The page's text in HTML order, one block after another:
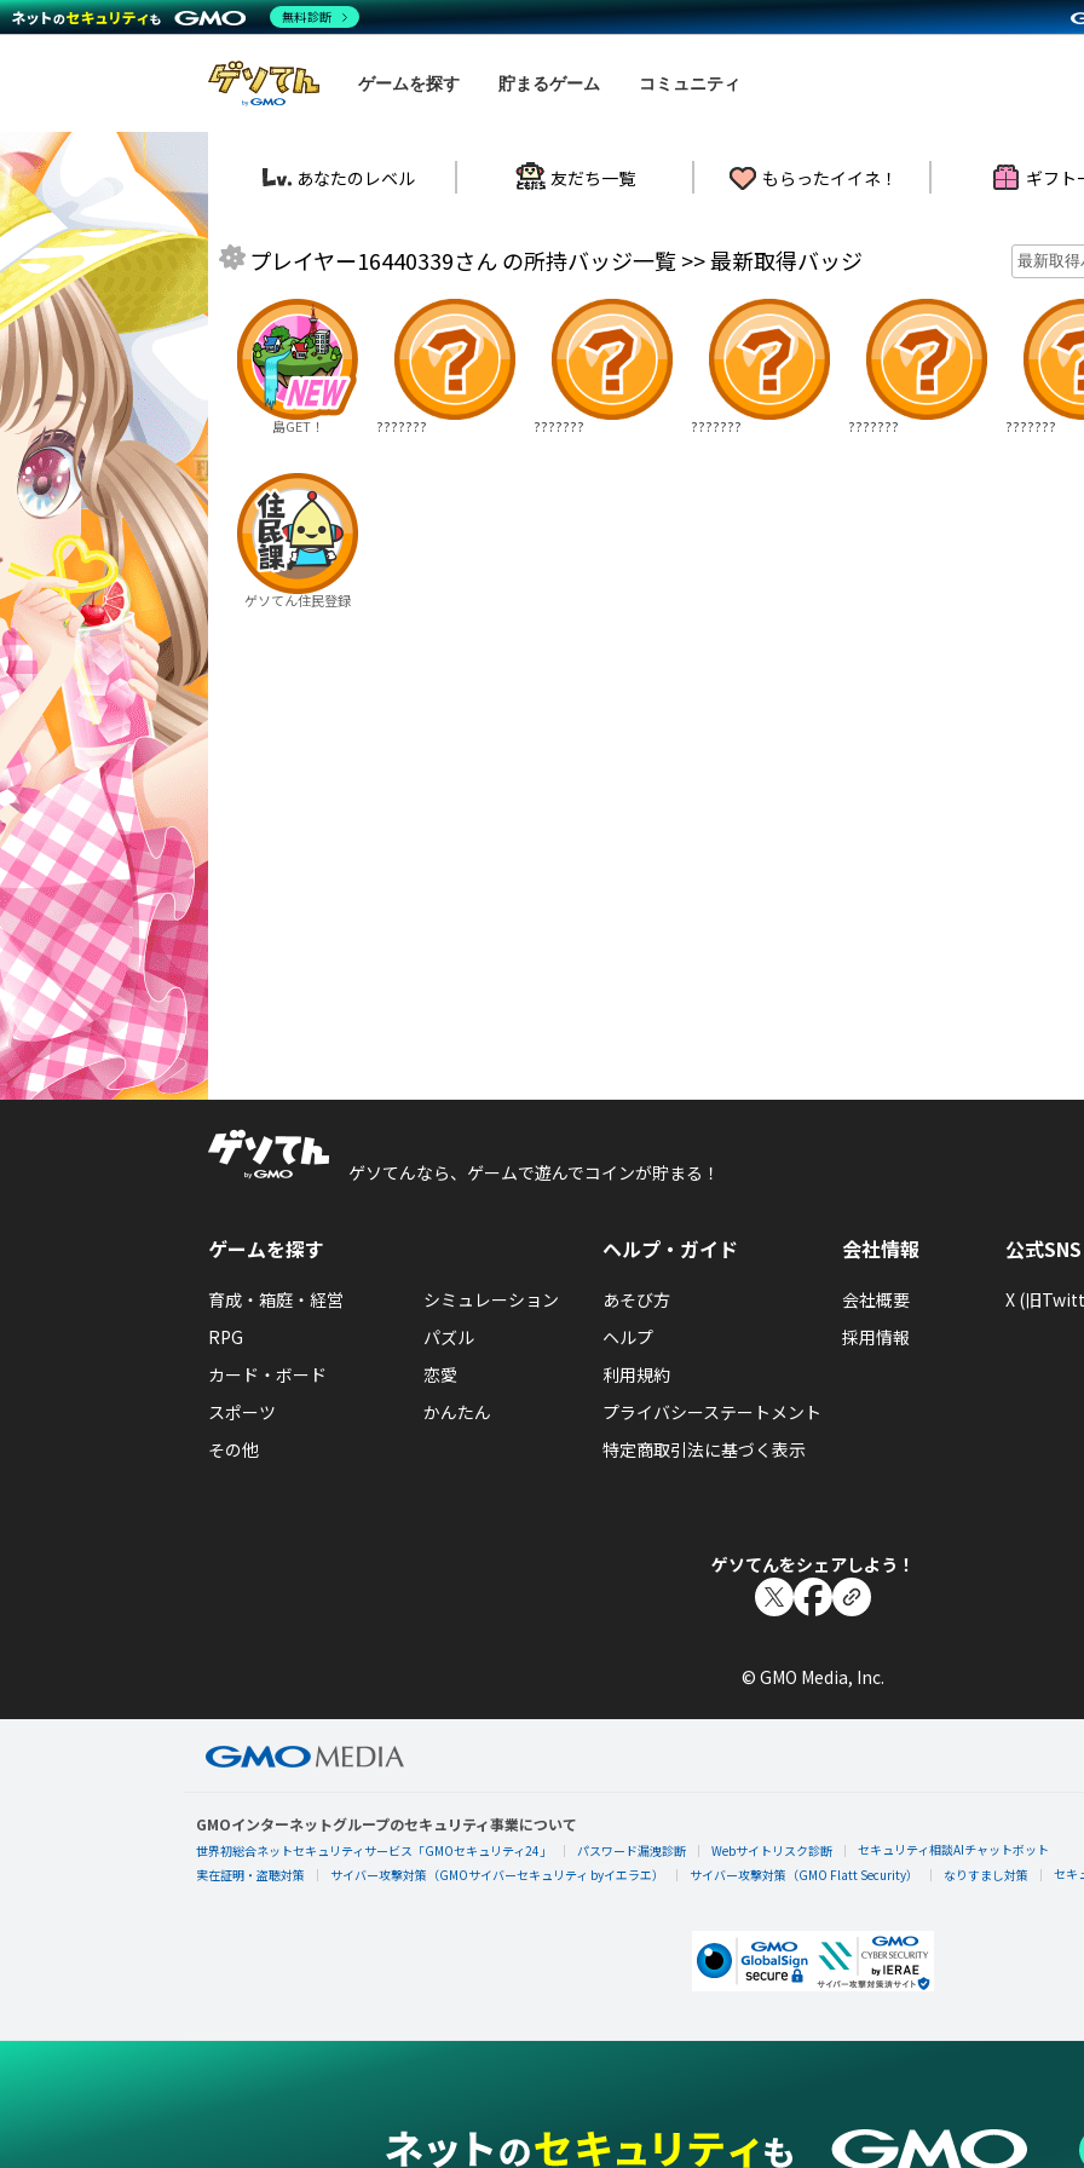
ゲームを探す 貯まるゲーム コミュニティ
あなたのレベル 友だち一覧 もらったイイネ！ ギフト
プレイヤー16440339さん の所持バッジ一覧 >> 最新取得バッジ
島GET！ ??????? ??????? ??????? ??????? ???????
ゲソてん住民登録
ゲソてんなら、ゲームで遊んでコインが貯まる！
ゲームを探す
育成・箱庭・経営
シミュレーション
RPG
パズル
カード・ボード
恋愛
スポーツ
かんたん
その他
ヘルプ・ガイド
あそび方
ヘルプ
利用規約
プライバシーステートメント
特定商取引法に基づく表示
会社情報
会社概要
採用情報
公式SNS
X (旧
ゲソてんをシェアしよう！
© GMO Media, Inc.
GMOインターネットグループのセキュリティ事業について
世界初総合ネットセキュリティサービス「GMOセキュリティ24」 パスワード漏洩診断 Webサイトリスク診断
セキュリティ相談AIチャットボット
実在証明・盗聴対策
サイバー攻撃対策（GMOサイバーセキュリティ byイエラエ） サイバー攻撃対策（GMO Flatt Security） なりすまし対策 セキ
無料診断